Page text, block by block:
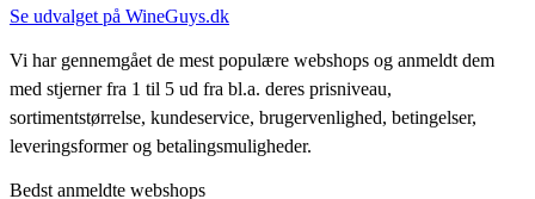
Se udvalget på WineGuys.dk
Vi har gennemgået de mest populære webshops og anmeldt dem
med stjerner fra 1 til 5 ud fra bl.a. deres prisniveau,
sortimentstørrelse, kundeservice, brugervenlighed, betingelser,
leveringsformer og betalingsmuligheder.
Bedst anmeldte webshops